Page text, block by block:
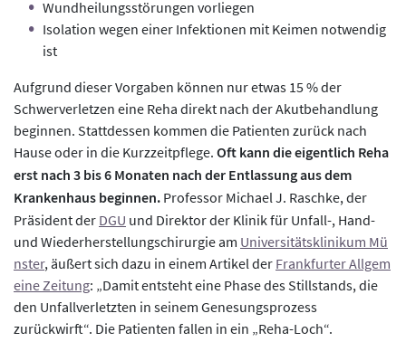
Wundheilungsstörungen vorliegen
Isolation wegen einer Infektionen mit Keimen notwendig
ist
Aufgrund dieser Vorgaben können nur etwas 15 % der
Schwerverletzen eine Reha direkt nach der Akutbehandlung
beginnen. Stattdessen kommen die Patienten zurück nach
Hause oder in die Kurzzeitpflege. Oft kann die eigentlich Reha
erst nach 3 bis 6 Monaten nach der Entlassung aus dem
Krankenhaus beginnen. Professor Michael J. Raschke, der
Präsident der DGU und Direktor der Klinik für Unfall-, Hand-
und Wiederherstellungschirurgie am Universitätsklinikum Mü
nster, äußert sich dazu in einem Artikel der Frankfurter Allgem
eine Zeitung: „Damit entsteht eine Phase des Stillstands, die
den Unfallverletzten in seinem Genesungsprozess
zurückwirft“. Die Patienten fallen in ein „Reha-Loch“.